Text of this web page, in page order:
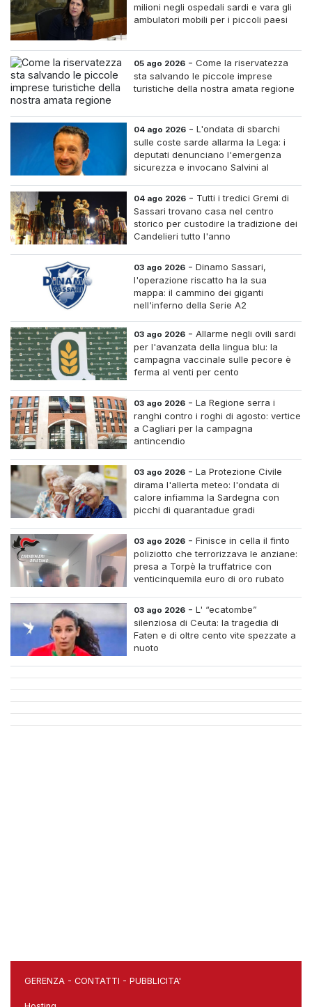
milioni negli ospedali sardi e vara gli
ambulatori mobili per i piccoli paesi
05 ago 2026 -Come la riservatezza
sta salvando le piccole imprese
turistiche della nostra amata regione
04 ago 2026 -L'ondata di sbarchi
sulle coste sarde allarma la Lega: i
deputati denunciano l'emergenza
sicurezza e invocano Salvini al
04 ago 2026 - Tutti i tredici Gremi di
Sassari trovano casa nel centro
storico per custodire la tradizione dei
Candelieri tutto l'anno
03 ago 2026 -Dinamo Sassari,
l'operazione riscatto ha la sua
mappa: il cammino dei giganti
nell'inferno della Serie A2
03 ago 2026 -Allarme negli ovili sardi
per l'avanzata della lingua blu: la
campagna vaccinale sulle pecore è
ferma al venti per cento
03 ago 2026 -La Regione serra i
ranghi contro i roghi di agosto: vertice
a Cagliari per la campagna
antincendio
03 ago 2026 -La Protezione Civile
dirama l'allerta meteo: l'ondata di
calore infiamma la Sardegna con
picchi di quarantadue gradi
03 ago 2026 -Finisce in cella il finto
poliziotto che terrorizzava le anziane:
presa a Torpè la truffatrice con
venticinquemila euro di oro rubato
03 ago 2026 -L' “ecatombe”
silenziosa di Ceuta: la tragedia di
Faten e di oltre cento vite spezzate a
nuoto
GERENZA - CONTATTI - PUBBLICITA'